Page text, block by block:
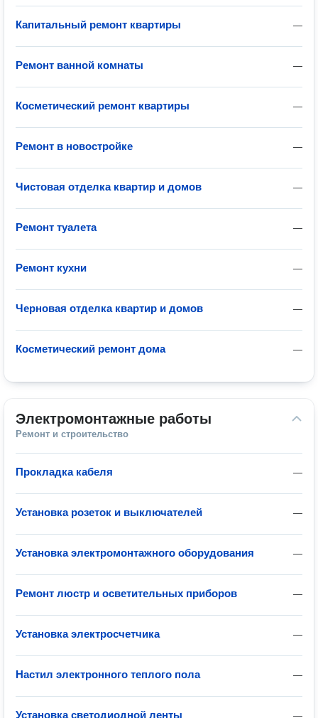
—
Капитальный ремонт квартиры
—
Ремонт ванной комнаты
—
Косметический ремонт квартиры
—
Ремонт в новостройке
—
Чистовая отделка квартир и домов
—
Ремонт туалета
—
Ремонт кухни
—
Черновая отделка квартир и домов
—
Косметический ремонт дома
Электромонтажные работы
Ремонт и строительство
—
Прокладка кабеля
—
Установка розеток и выключателей
—
Установка электромонтажного оборудования
—
Ремонт люстр и осветительных приборов
—
Установка электросчетчика
—
Настил электронного теплого пола
—
Установка светодиодной ленты